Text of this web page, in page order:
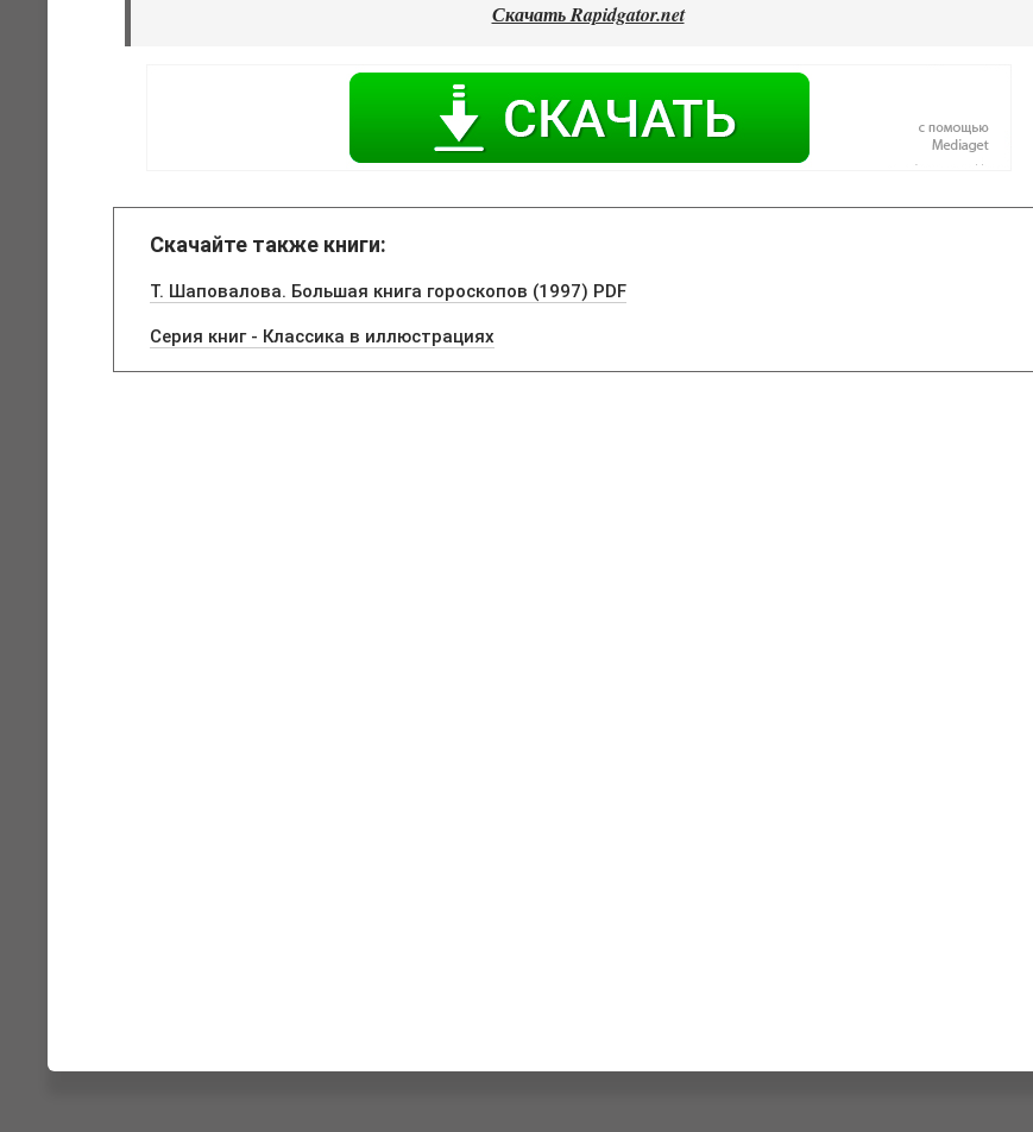
Скачать Rapidgator.net
Скачайте также книги:
Т. Шаповалова. Большая книга гороскопов (1997) PDF
Серия книг - Классика в иллюстрациях